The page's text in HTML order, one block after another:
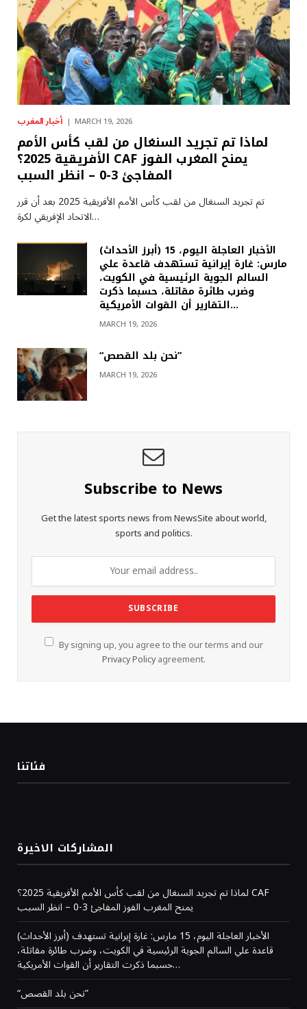
أخبار المغرب MARCH 19, 2026
لماذا تم تجريد السنغال من لقب كأس الأمم
الأفريقية 2025؟ CAF يمنح المغرب الفوز
المفاجئ 3-0 – انظر السبب
تم تجريد السنغال من لقب كأس الأمم الأفريقية 2025 بعد أن قرر
الاتحاد الإفريقي لكرة…
(أبرز الأحداث) الأخبار العاجلة اليوم، 15
مارس: غارة إيرانية تستهدف قاعدة علي
السالم الجوية الرئيسية في الكويت،
وضرب طائرة مقاتلة، حسبما ذكرت
التقارير أن القوات الأمريكية…
MARCH 19, 2026
“نحن بلد القصص”
MARCH 19, 2026
Subscribe to News
Get the latest sports news from NewsSite about world,
sports and politics.
By signing up, you agree to the our terms and our
Privacy Policyagreement.
فئاتنا
المشاركات الاخيرة
لماذا تم تجريد السنغال من لقب كأس الأمم الأفريقية 2025؟ CAF
يمنح المغرب الفوز المفاجئ 3-0 – انظر السبب
(أبرز الأحداث) الأخبار العاجلة اليوم، 15 مارس: غارة إيرانية تستهدف
قاعدة علي السالم الجوية الرئيسية في الكويت، وضرب طائرة مقاتلة،
حسبما ذكرت التقارير أن القوات الأمريكية…
“نحن بلد القصص”